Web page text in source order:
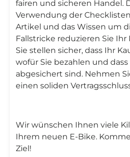
fairen und sicheren Handel.
Verwendung der
Artikel und das Wissen um
Fallstricke reduzieren Sie Ihr
Sie stellen sicher, dass Ihr
wofür Sie bezahlen und
abgesichert sind. Nehmen
einen soliden
Wir wünschen Ihnen viele
Ihrem neuen E-Bike.
Ziel!